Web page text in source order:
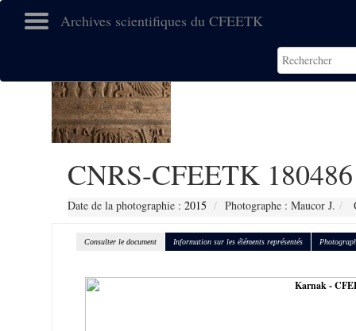
Archives scientifiques du CFEETK
CNRS-CFEETK 180486
Date de la photographie : 2015 Photographe : Maucor J.
Consulter le document Information sur les éléments représentés